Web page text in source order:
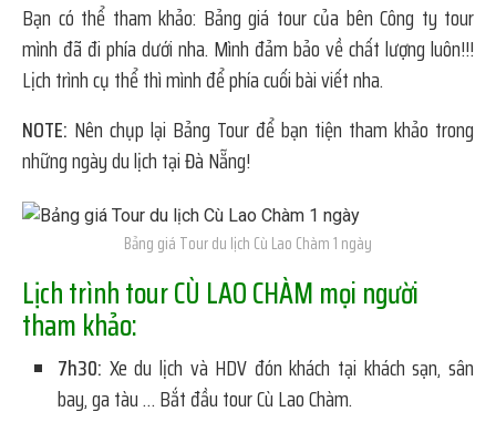
Bạn có thể tham khảo: Bảng giá tour của bên Công ty tour
mình đã đi phía dưới nha. Mình đảm bảo về chất lượng luôn!!!
Lịch trình cụ thể thì mình để phía cuối bài viết nha.
NOTE: Nên chụp lại Bảng Tour để bạn tiện tham khảo trong
những ngày du lịch tại Đà Nẵng!
Bảng giá Tour du lịch Cù Lao Chàm 1 ngày
Lịch trình tour CÙ LAO CHÀM mọi người
tham khảo:
7h30: Xe du lịch và HDV đón khách tại khách sạn, sân
bay, ga tàu … Bắt đầu tour Cù Lao Chàm.